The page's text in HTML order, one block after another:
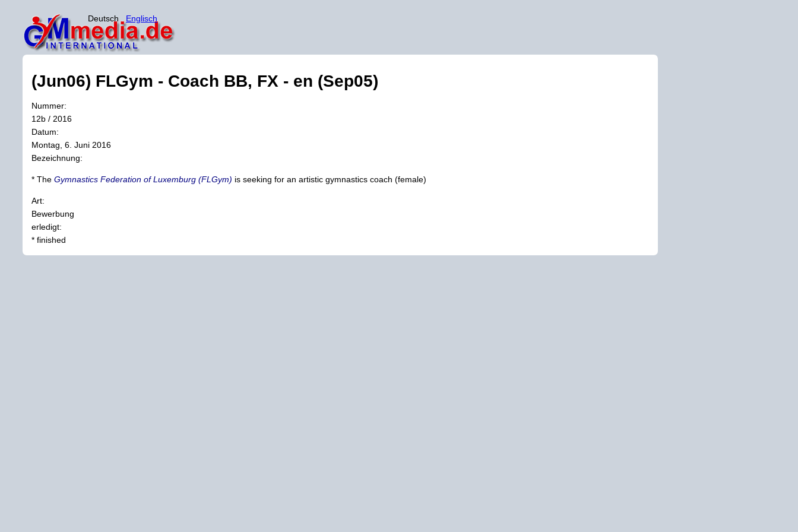
Deutsch Englisch
(Jun06) FLGym - Coach BB, FX - en (Sep05)
Nummer:
12b / 2016
Datum:
Montag, 6. Juni 2016
Bezeichnung:
* The Gymnastics Federation of Luxemburg (FLGym) is seeking for an artistic gymnastics coach (female)
Art:
Bewerbung
erledigt:
* finished